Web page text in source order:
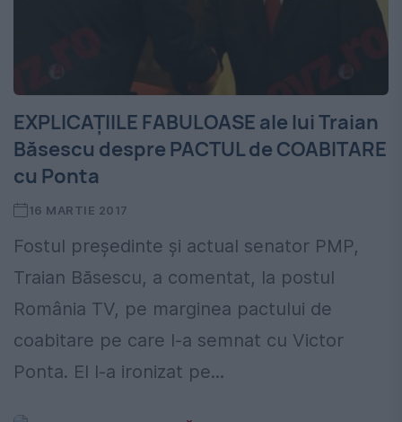
EXPLICAȚIILE FABULOASE ale lui Traian
Băsescu despre PACTUL de COABITARE
cu Ponta
16 MARTIE 2017
Fostul președinte și actual senator PMP,
Traian Băsescu, a comentat, la postul
România TV, pe marginea pactului de
coabitare pe care l-a semnat cu Victor
Ponta. El l-a ironizat pe...